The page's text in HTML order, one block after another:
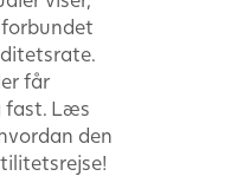
får
fast. Læs
den